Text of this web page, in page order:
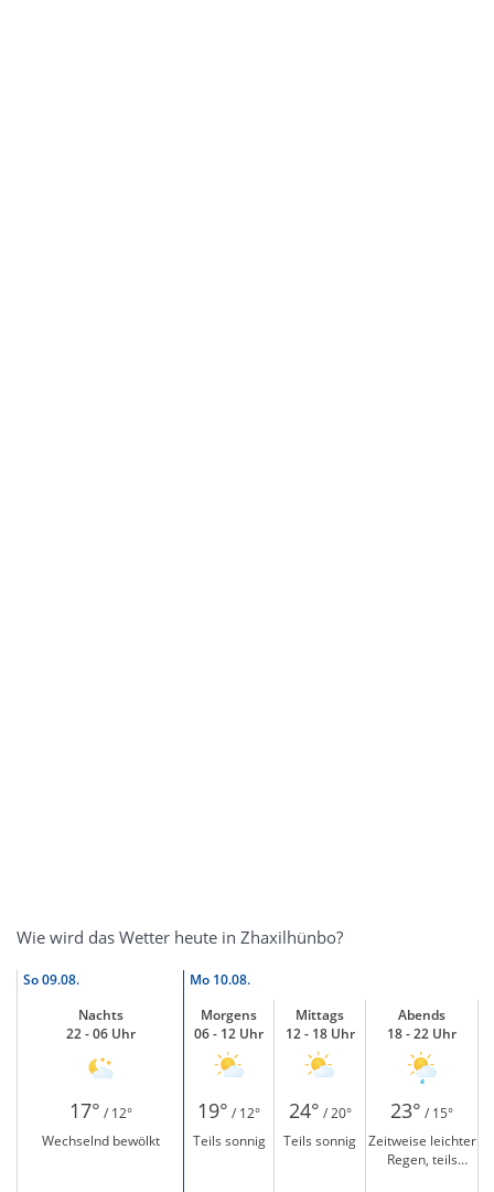
Wie wird das Wetter heute in Zhaxilhünbo?
So09.08. Mo 10.08.
Nachts
22 - 06 Uhr
Morgens
06 - 12 Uhr
Mittags
12 - 18 Uhr
Abends
18 - 22 Uhr
17° / 12° 19° / 12° 24° / 20° 23° / 15°
Wechselnd bewölkt
Teils sonnig Teils sonnig
Zeitweise leichter
Regen, teils